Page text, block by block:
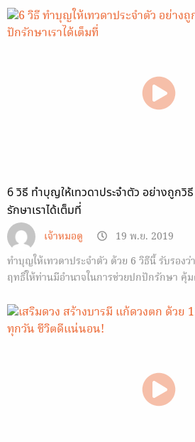
6 วิธี ทำบุญให้เทวดาประจำตัว อย่างถูกวิ
รักษาเราได้เต็มที่
เจ้าหมอดู
19 พ.ย. 2019
ทำบุญให้เทวดาประจำตัว ด้วย 6 วิธีนี้ รับรอง
ฤทธิ์ให้ท่านมีอำนาจในการช่วยปกปักรักษา คุ้